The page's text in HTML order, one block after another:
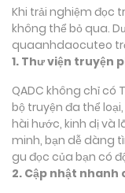
Khi trải nghiệm đọc
không thể bỏ qua.
quaanhdaocuteo
1. Thư viện truyện
QADC không chỉ
bộ truyện đa thể
hài hước, kinh dị và
minh, bạn dễ dàng
gu đọc của bạn có
2. Cập nhật